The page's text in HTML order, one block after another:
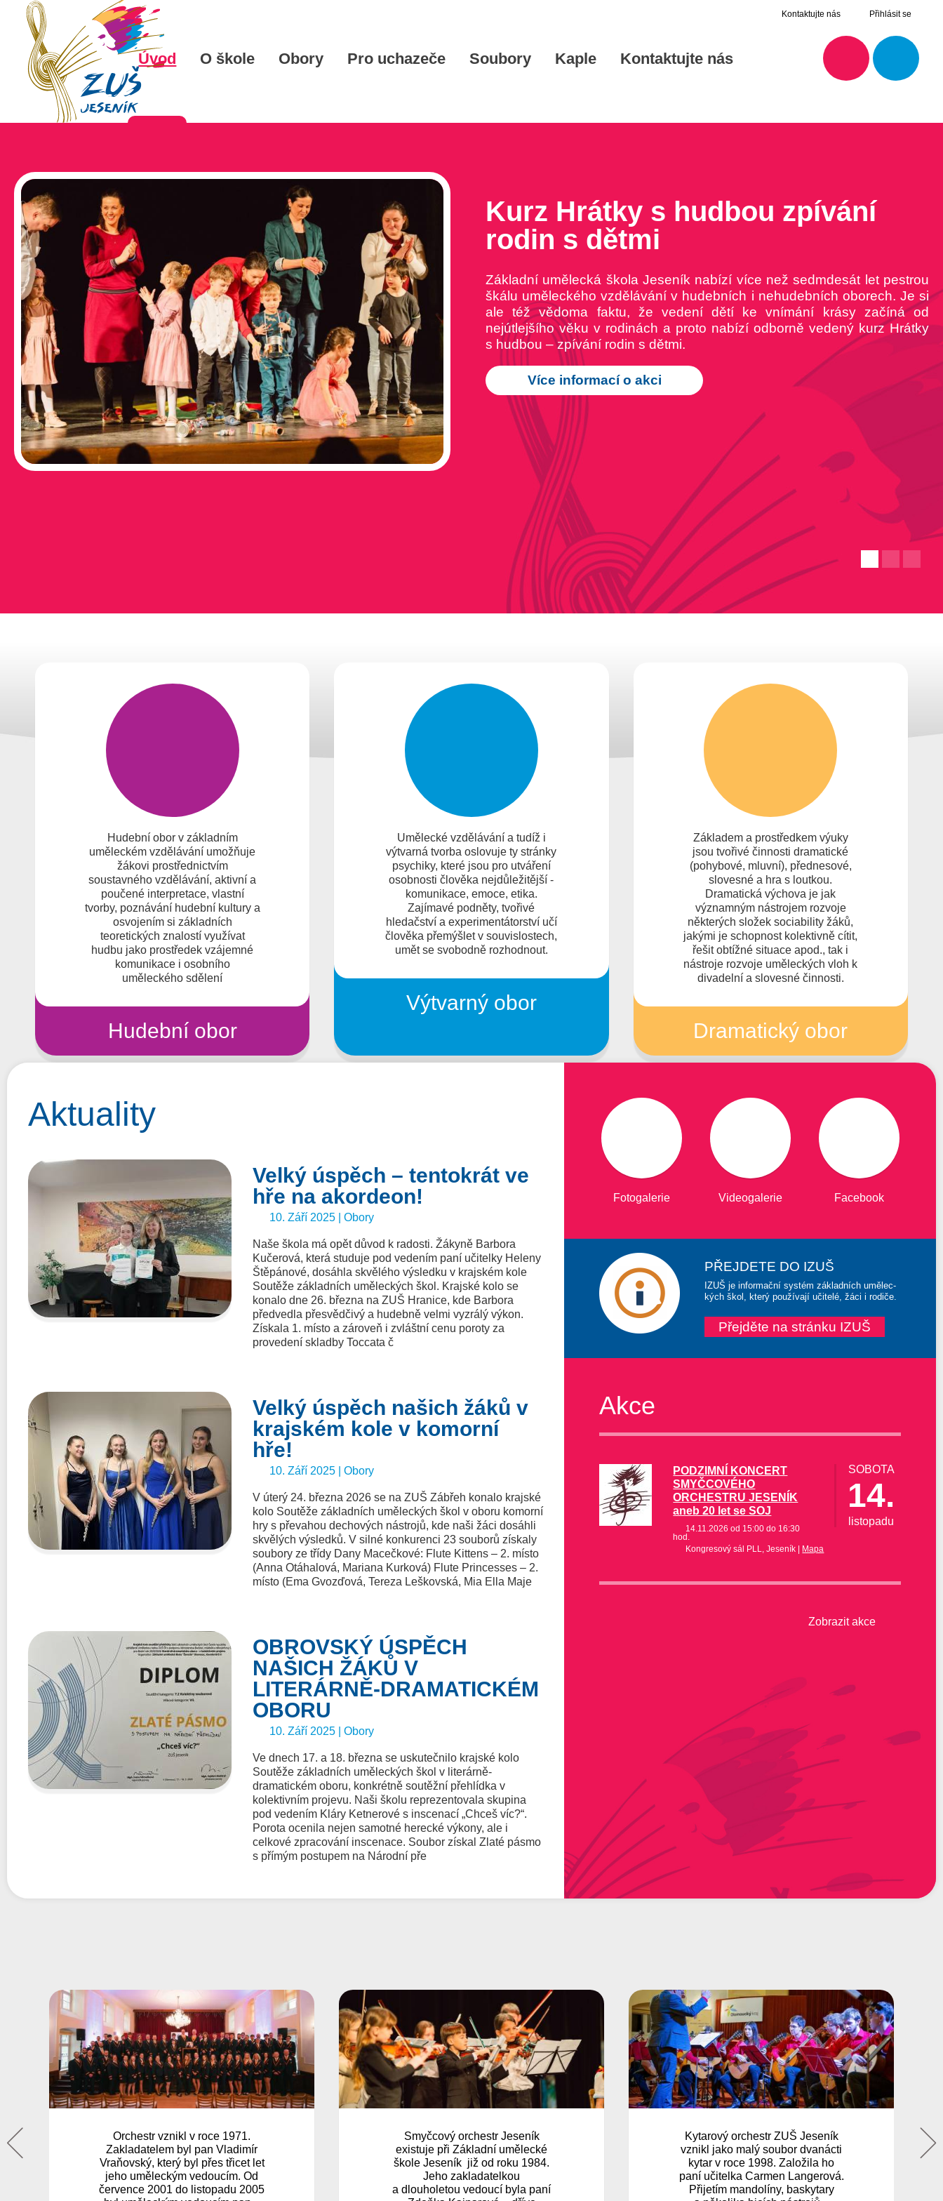
Kontaktujte nás Přihlásit se
Úvod O škole Obory Pro uchazeče Soubory Kaple Kontaktujte nás
Kurz Hrátky s hudbou zpívání
rodin s dětmi
Základní umělecká škola Jeseník nabízí více než sedmdesát let pestrou
škálu uměleckého vzdělávání v hudebních i nehudebních oborech. Je si
ale též vědoma faktu, že vedení dětí ke vnímání krásy začíná od
nejútlejšího věku v rodinách a proto nabízí odborně vedený kurz Hrátky
s hudbou – zpívání rodin s dětmi.
Více informací o akci
Hudební obor v základním
uměleckém vzdělávání umožňuje
žákovi prostřednictvím
soustavného vzdělávání, aktivní a
poučené interpretace, vlastní
tvorby, poznávání hudební kultury a
osvojením si základních
teoretických znalostí využívat
hudbu jako prostředek vzájemné
komunikace i osobního
uměleckého sdělení
Hudební obor
Umělecké vzdělávání a tudíž i
výtvarná tvorba oslovuje ty stránky
psychiky, které jsou pro utváření
osobnosti člověka nejdůležitější -
komunikace, emoce, etika.
Zajímavé podněty, tvořivé
hledačství a experimentátorství učí
člověka přemýšlet v souvislostech,
umět se svobodně rozhodnout.
Výtvarný obor
Základem a prostředkem výuky
jsou tvořivé činnosti dramatické
(pohybové, mluvní), přednesové,
slovesné a hra s loutkou.
Dramatická výchova je jak
významným nástrojem rozvoje
některých složek sociability žáků,
jakými je schopnost kolektivně cítit,
řešit obtížné situace apod., tak i
nástroje rozvoje uměleckých vloh k
divadelní a slovesné činnosti.
Dramatický obor
Aktuality
Velký úspěch – tentokrát ve
hře na akordeon!
10. Září 2025 | Obory
Naše škola má opět důvod k radosti. Žákyně Barbora
Kučerová, která studuje pod vedením paní učitelky Heleny
Štěpánové, dosáhla skvělého výsledku v krajském kole
Soutěže základních uměleckých škol. Krajské kolo se
konalo dne 26. března na ZUŠ Hranice, kde Barbora
předvedla přesvědčivý a hudebně velmi vyzrálý výkon.
Získala 1. místo a zároveň i zvláštní cenu poroty za
provedení skladby Toccata č
Velký úspěch našich žáků v
krajském kole v komorní
hře!
10. Září 2025 | Obory
V úterý 24. března 2026 se na ZUŠ Zábřeh konalo krajské
kolo Soutěže základních uměleckých škol v oboru komorní
hry s převahou dechových nástrojů, kde naši žáci dosáhli
skvělých výsledků. V silné konkurenci 23 souborů získaly
soubory ze třídy Dany Macečkové: Flute Kittens – 2. místo
(Anna Otáhalová, Mariana Kurková) Flute Princesses – 2.
místo (Ema Gvozďová, Tereza Leškovská, Mia Ella Maje
OBROVSKÝ ÚSPĚCH
NAŠICH ŽÁKŮ V
LITERÁRNĚ-DRAMATICKÉM
OBORU
10. Září 2025 | Obory
Ve dnech 17. a 18. března se uskutečnilo krajské kolo
Soutěže základních uměleckých škol v literárně-
dramatickém oboru, konkrétně soutěžní přehlídka v
kolektivním projevu. Naši školu reprezentovala skupina
pod vedením Kláry Ketnerové s inscenací „Chceš víc?“.
Porota ocenila nejen samotné herecké výkony, ale i
celkové zpracování inscenace. Soubor získal Zlaté pásmo
s přímým postupem na Národní pře
Fotogalerie Videogalerie Facebook
PŘEJDETE DO IZUŠ
IZUŠ je informační systém základních umělec-
kých škol, který používají učitelé, žáci i rodiče.
Přejděte na stránku IZUŠ
Akce
SOBOTA
14.
listopadu
PODZIMNÍ KONCERT
SMYČCOVÉHO
ORCHESTRU JESENÍK
aneb 20 let se SOJ
14.11.2026 od 15:00 do 16:30
hod.
Kongresový sál PLL, Jeseník |
Mapa
Zobrazit akce
Smyčcový orchestr Jeseník
existuje při Základní umělecké
škole Jeseník již od roku 1984.
Jeho zakladatelkou
a dlouholetou vedoucí byla paní
Kytarový orchestr ZUŠ Jeseník
vznikl jako malý soubor dvanácti
kytar v roce 1998. Založila ho
paní učitelka Carmen Langerová.
Přijetím mandolíny, baskytary
FOLKLOREK / FOLKLORITA
představuje spojení mladých
talentů a lidové hudby. Folklorek
navštěvují mladší děti, Folklorita
je složena ze starších muzikantů,